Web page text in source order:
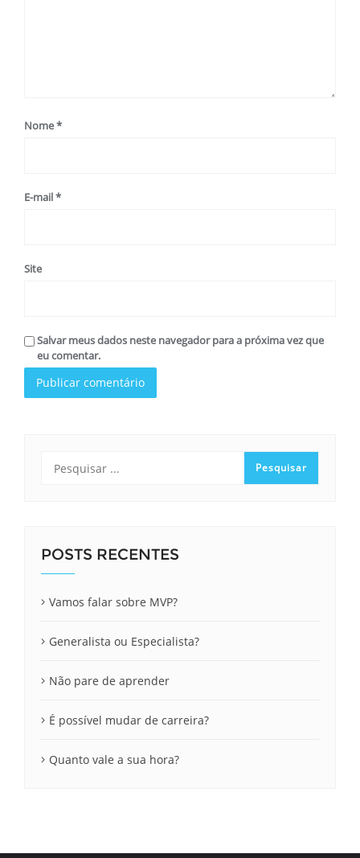
Nome*
E-mail*
Site
Salvar meus dados neste navegador para a próxima vez que
eu comentar.
POSTS RECENTES
Vamos falar sobre MVP?
Generalista ou Especialista?
Não pare de aprender
É possível mudar de carreira?
Quanto vale a sua hora?